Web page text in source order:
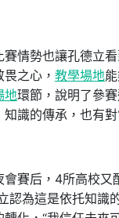
賽情勢也讓孔德立
之心， 教學場地
地環節，說明了參
識的傳承，也有
會賽后，4所高校又
認為這是依托知識